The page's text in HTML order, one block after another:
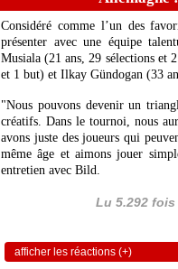
Considéré comme l’un des
présenter avec une équipe
Musiala (21 ans, 29 sélections et
et 1 but) et Ilkay Gündogan (33
"Nous pouvons devenir un
créatifs. Dans le tournoi, nous
avons juste des joueurs qui
même âge et aimons jouer
entretien avec Bild.
Lu 5.292 fois
afficher les réactions (+)